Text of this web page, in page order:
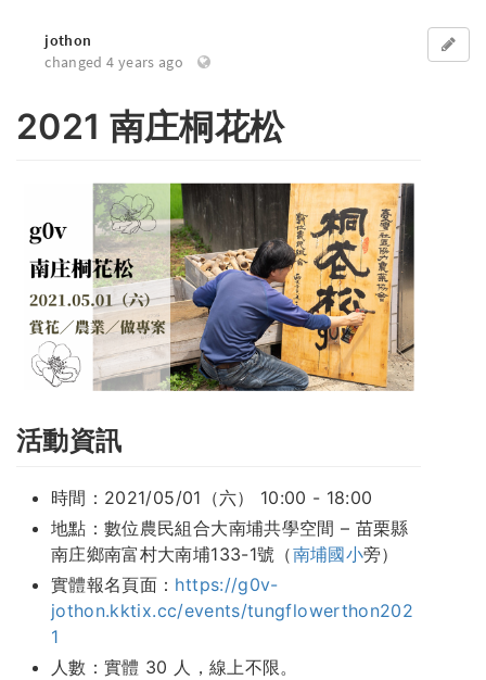
jothon
changed 4 years ago
2021 南庄桐花松
活動資訊
時間：2021/05/01（六） 10:00 - 18:00
地點：數位農民組合大南埔共學空間 – 苗栗縣
南庄鄉南富村大南埔133-1號（南埔國小旁）
實體報名頁面： https://g0v-
jothon.kktix.cc/events/tungflowerthon202
1
人數：實體 30 人，線上不限。